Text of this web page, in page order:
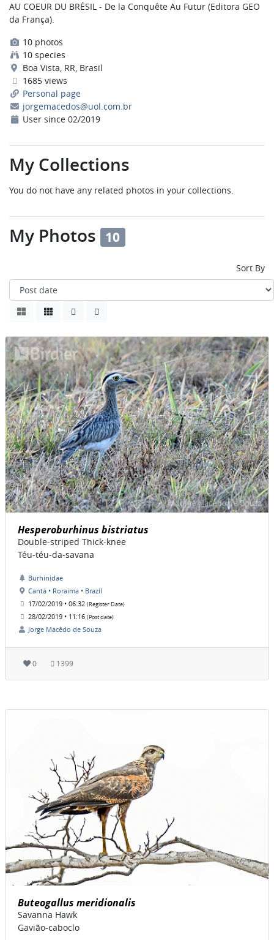
AU COEUR DU BRÉSIL - De la Conquête Au Futur (Editora GEO
da França).
10 photos
10 species
Boa Vista, RR, Brasil
1685 views
Personal page
jorgemacedos@uol.com.br
User since 02/2019
My Collections
You do not have any related photos in your collections.
My Photos 10
Sort By
Hesperoburhinus bistriatus
Double-striped Thick-knee
Téu-téu-da-savana
Burhinidae
Cantá • Roraima • Brazil
17/02/2019 • 06:32 (Register Date)
28/02/2019 • 11:16 (Post date)
Jorge Macêdo de Souza
0 1399
Buteogallus meridionalis
Savanna Hawk
Gavião-caboclo